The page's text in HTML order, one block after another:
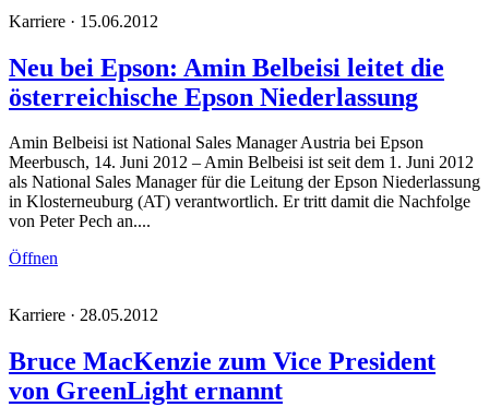
Karriere · 15.06.2012
Neu bei Epson: Amin Belbeisi leitet die
österreichische Epson Niederlassung
Amin Belbeisi ist National Sales Manager Austria bei Epson
Meerbusch, 14. Juni 2012 – Amin Belbeisi ist seit dem 1. Juni 2012
als National Sales Manager für die Leitung der Epson Niederlassung
in Klosterneuburg (AT) verantwortlich. Er tritt damit die Nachfolge
von Peter Pech an....
Öffnen
Karriere · 28.05.2012
Bruce MacKenzie zum Vice President
von GreenLight ernannt